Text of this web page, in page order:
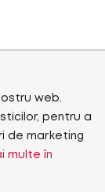
web.
pentru a
de marketing
multe în